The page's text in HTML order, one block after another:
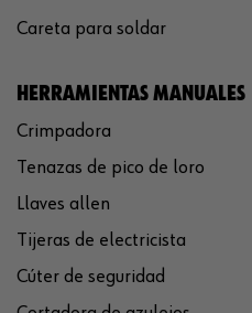
Careta para soldar
HERRAMIENTAS MANUALES
Crimpadora
Tenazas de pico de loro
Llaves allen
Tijeras de electricista
Cúter de seguridad